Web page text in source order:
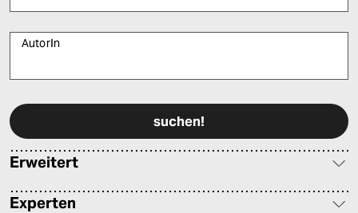
AutorIn
Erweitert
Experten